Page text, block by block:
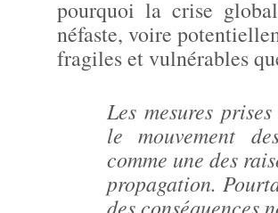
pourquoi la crise
néfaste, voire
fragiles et vulnérables
Les mesures
le mouvement
comme une des
propagation.
des conséquences